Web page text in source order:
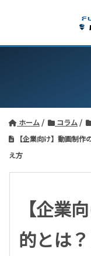
ホーム コラム
【企業向け】動画制
え方
【企業
的とは